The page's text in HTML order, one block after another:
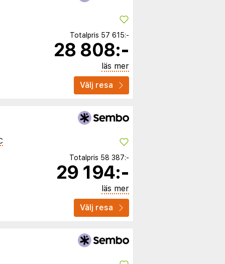
Totalpris 57 615:-
28 808:-
läs mer
Välj resa
Totalpris 58 387:-
29 194:-
läs mer
Välj resa